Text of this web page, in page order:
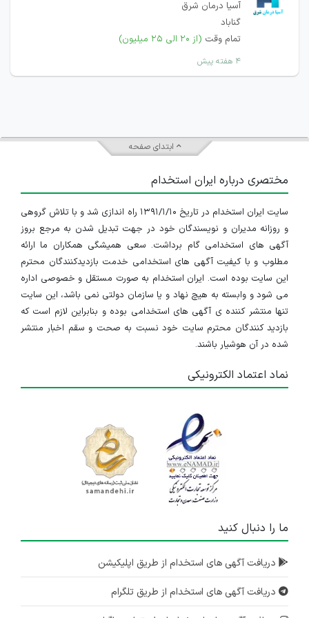
آسیا درمان شرق
گناباد
تمام وقت (از ۲۰ الی ۲۵ میلیون)
۴ هفته پیش
ابتدای صفحه
مختصری درباره ایران استخدام
سایت ایران استخدام در تاریخ ۱۳۹۱/۱/۱۰ راه اندازی شد و با تلاش گروهی
و روزانه مدیران و نویسندگان خود در جهت تبدیل شدن به مرجع بروز
آگهی های استخدامی گام برداشت. سعی همیشگی همکاران ما ارائه
مطلوب و با کیفیت آگهی های استخدامی خدمت بازدیدکنندگان محترم
این سایت بوده است. ایران استخدام به صورت مستقل و خصوصی اداره
می شود و وابسته به هیچ نهاد و یا سازمان دولتی نمی باشد، این سایت
تنها منتشر کننده ی آگهی های استخدامی بوده و بنابراین لازم است که
بازدید کنندگان محترم سایت خود نسبت به صحت و سقم اخبار منتشر
شده در آن هوشیار باشند.
نماد اعتماد الکترونیکی
ما را دنبال کنید
دریافت آگهی های استخدام از طریق اپلیکیشن
دریافت آگهی های استخدام از طریق تلگرام